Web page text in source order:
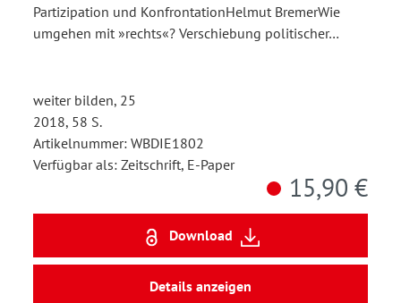
Partizipation und KonfrontationHelmut BremerWie
umgehen mit »rechts«? Verschiebung politischer…
weiter bilden, 25
2018, 58 S.
Artikelnummer: WBDIE1802
Verfügbar als: Zeitschrift, E-Paper
15,90 €
Download
Details anzeigen